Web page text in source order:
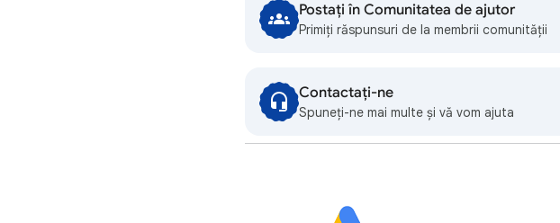
Postați în Comunitatea de ajutor
Primiți răspunsuri de la membrii comunității
Contactați-ne
Spuneți-ne mai multe și vă vom ajuta